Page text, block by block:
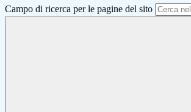
Campo di ricerca per le pagine del sito